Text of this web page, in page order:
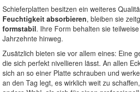
Schieferplatten besitzen ein weiteres
Feuchtigkeit absorbieren, bleiben sie
formstabil. Ihre Form behalten sie
Jahrzehnte hinweg.
Zusätzlich bieten sie vor allem eines: Eine
die sich perfekt nivellieren lässt. An allen
sich an so einer Platte schrauben und
an den Tag legt, es wirklich weit zu